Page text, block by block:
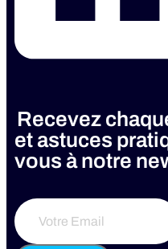
Recevez
et astuces
vous à notre